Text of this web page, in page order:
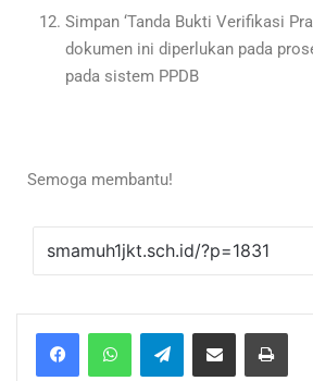
Simpan ‘Tanda Bukti Verifikasi
dokumen ini diperlukan pada
pada sistem PPDB
Semoga membantu!